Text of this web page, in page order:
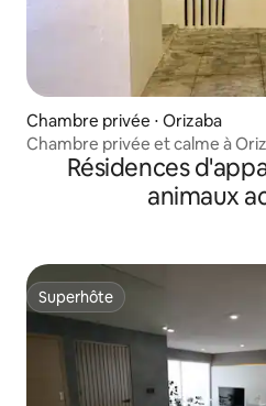
Chambre privée ⋅ Orizaba
Chambre privée et calme à
Résidences
animaux
Superhôte
Superhôte